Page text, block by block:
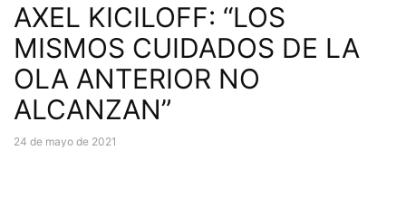
AXEL KICILOFF: “LOS
MISMOS CUIDADOS DE LA
OLA ANTERIOR NO
ALCANZAN”
24 de mayo de 2021